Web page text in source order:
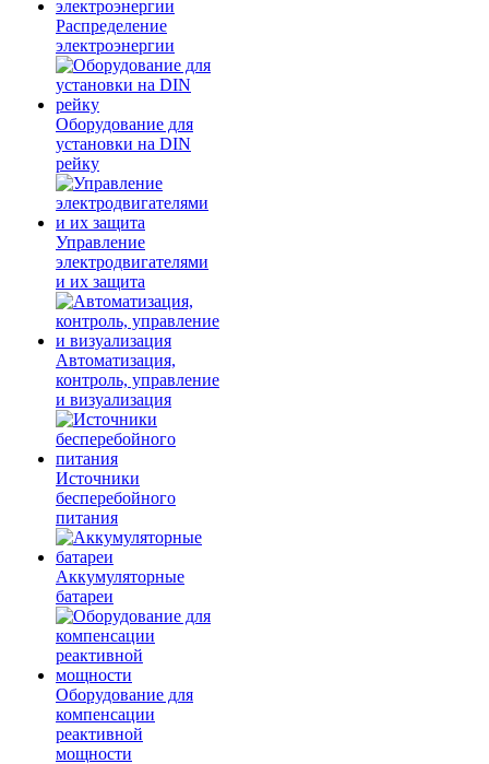
Распределение
электроэнергии
Оборудование для
установки на DIN
рейку
Управление
электродвигателями
и их защита
Автоматизация,
контроль, управление
и визуализация
Источники
бесперебойного
питания
Аккумуляторные
батареи
Оборудование для
компенсации
реактивной
мощности